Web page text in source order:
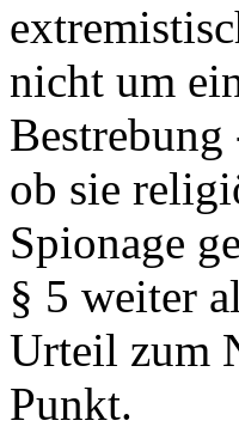
nicht um
ob sie
Spionage
§ 5 weiter
Urteil zum
Punkt.